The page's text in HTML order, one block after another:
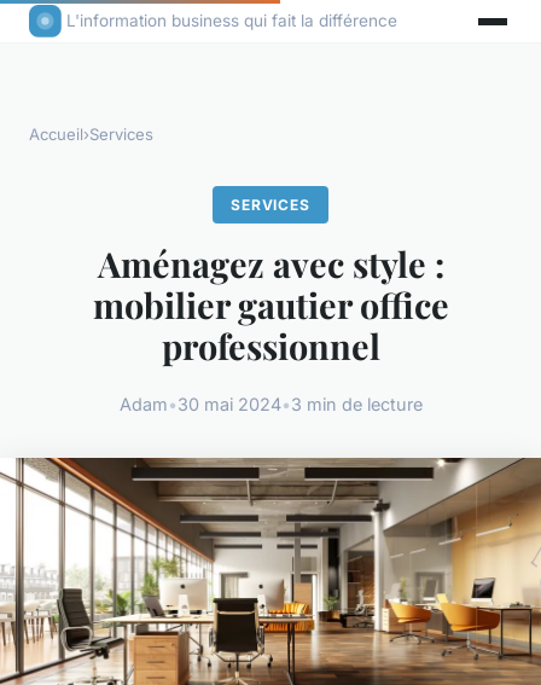
L'information business qui fait la différence
Accueil›Services
SERVICES
Aménagez avec style :
mobilier gautier office
professionnel
Adam•30 mai 2024•3 min de lecture